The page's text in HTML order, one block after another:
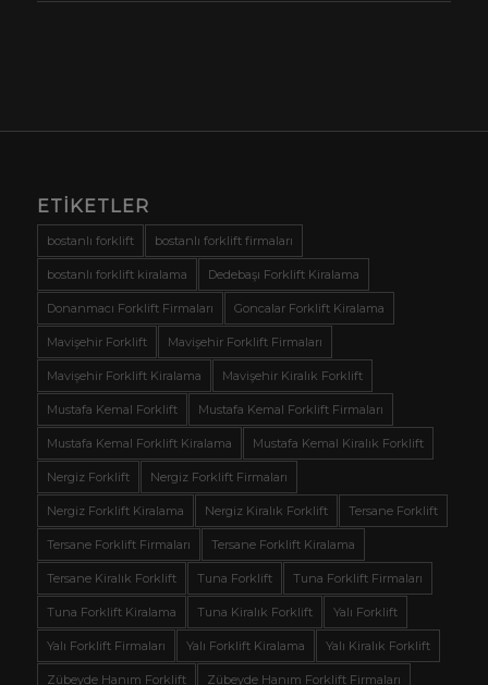
ETIKETLER
bostanlı forklift bostanlı forklift firmaları
bostanlı forklift kiralama Dedebaşı Forklift Kiralama
Donanmacı Forklift Firmaları Goncalar Forklift Kiralama
Mavişehir Forklift Mavişehir Forklift Firmaları
Mavişehir Forklift Kiralama Mavişehir Kiralık Forklift
Mustafa Kemal Forklift Mustafa Kemal Forklift Firmaları
Mustafa Kemal Forklift Kiralama Mustafa Kemal Kiralık Forklift
Nergiz Forklift Nergiz Forklift Firmaları
Nergiz Forklift Kiralama Nergiz Kiralık Forklift Tersane Forklift
Tersane Forklift Firmaları Tersane Forklift Kiralama
Tersane Kiralık Forklift Tuna Forklift Tuna Forklift Firmaları
Tuna Forklift Kiralama Tuna Kiralık Forklift Yalı Forklift
Yalı Forklift Firmaları Yalı Forklift Kiralama Yalı Kiralık Forklift
Zübeyde Hanım Forklift Zübeyde Hanım Forklift Firmaları